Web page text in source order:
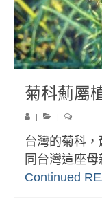
菊科薊屬
台灣的菊科
同台灣這座
Continued